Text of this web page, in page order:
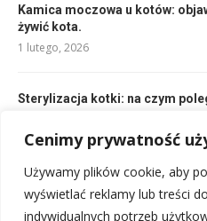
Cenimy prywatność
Używamy plików cookie, aby
wyświetlać reklamy lub treści
indywidualnych potrzeb
Kamica moczowa u kotów:
żywić kota.
1 lutego, 2026
Sterylizacja kotki: na czym
Jak sprawdzić czy pies ma
właścicieli
1 lutego, 2026